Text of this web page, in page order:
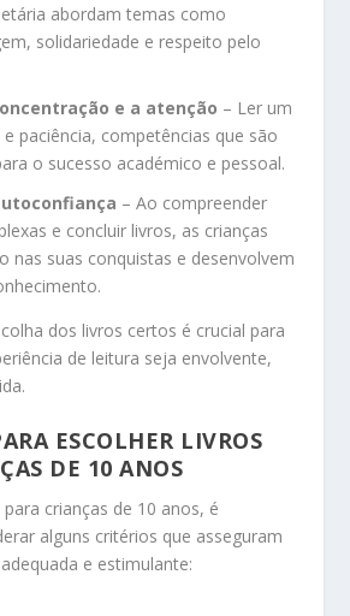
abordam temas como
solidariedade e respeito pelo
e a atenção – Ler um
paciência, competências que são
o sucesso académico e pessoal.
– Ao compreender
e concluir livros, as crianças
nas suas conquistas e desenvolvem
dos livros certos é crucial para
de leitura seja envolvente,
ESCOLHER LIVROS
DE 10 ANOS
crianças de 10 anos, é
alguns critérios que asseguram
e estimulante: